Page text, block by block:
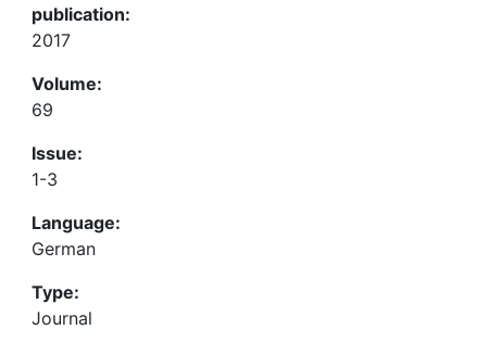
publication:
2017
Volume:
69
Issue:
1-3
Language:
German
Type:
Journal